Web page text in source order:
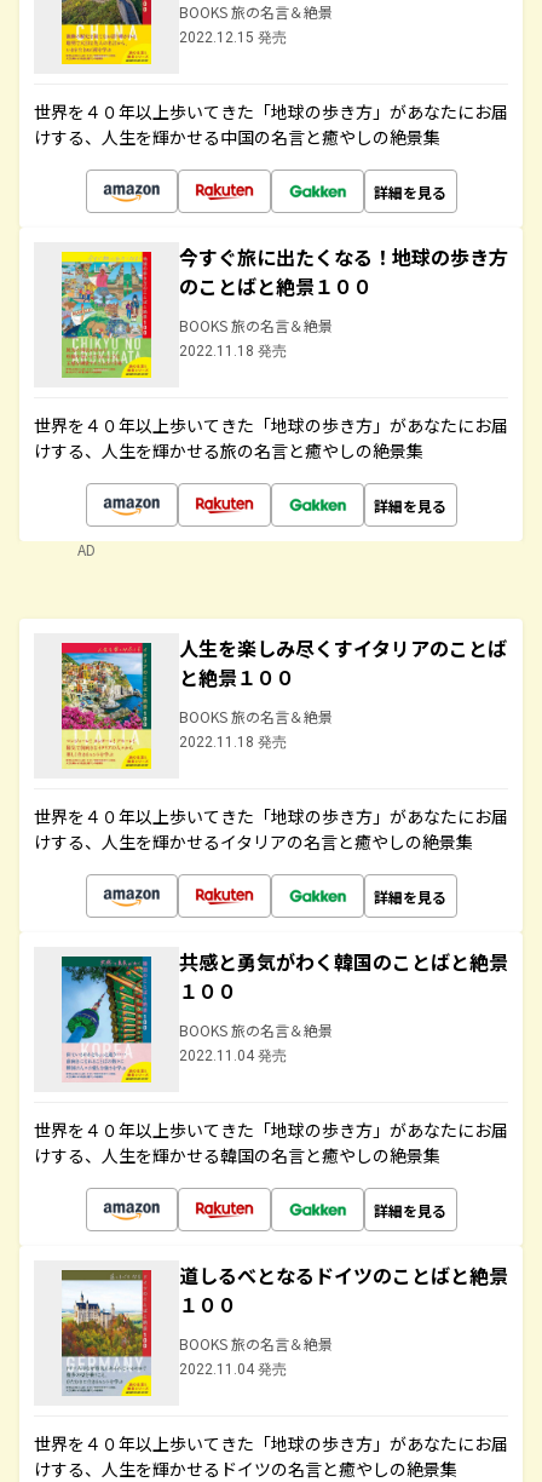
BOOKS 旅の名言＆絶景
2022.12.15 発売
世界を４０年以上歩いてきた「地球の歩き方」があなたにお届
けする、人生を輝かせる中国の名言と癒やしの絶景集
詳細を見る
今すぐ旅に出たくなる！地球の歩き方
のことばと絶景１００
BOOKS 旅の名言＆絶景
2022.11.18 発売
世界を４０年以上歩いてきた「地球の歩き方」があなたにお届
けする、人生を輝かせる旅の名言と癒やしの絶景集
詳細を見る
AD
人生を楽しみ尽くすイタリアのことば
と絶景１００
BOOKS 旅の名言＆絶景
2022.11.18 発売
世界を４０年以上歩いてきた「地球の歩き方」があなたにお届
けする、人生を輝かせるイタリアの名言と癒やしの絶景集
詳細を見る
共感と勇気がわく韓国のことばと絶景
１００
BOOKS 旅の名言＆絶景
2022.11.04 発売
世界を４０年以上歩いてきた「地球の歩き方」があなたにお届
けする、人生を輝かせる韓国の名言と癒やしの絶景集
詳細を見る
道しるべとなるドイツのことばと絶景
１００
BOOKS 旅の名言＆絶景
2022.11.04 発売
世界を４０年以上歩いてきた「地球の歩き方」があなたにお届
けする、人生を輝かせるドイツの名言と癒やしの絶景集